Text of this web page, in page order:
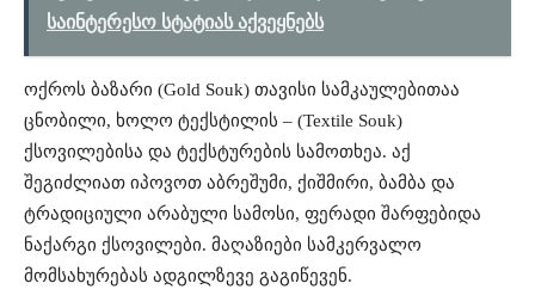
საინტერესო სტატიას აქვეყნებს
ოქროს ბაზარი (Gold Souk) თავისი სამკაულებითაა
ცნობილი, ხოლო ტექსტილის – (Textile Souk)
ქსოვილებისა და ტექსტურების სამოთხეა. აქ
შეგიძლიათ იპოვოთ აბრეშუმი, ქიშმირი, ბამბა და
ტრადიციული არაბული სამოსი, ფერადი შარფებიდა
ნაქარგი ქსოვილები. მაღაზიები სამკერვალო
მომსახურებას ადგილზევე გაგიწევენ.